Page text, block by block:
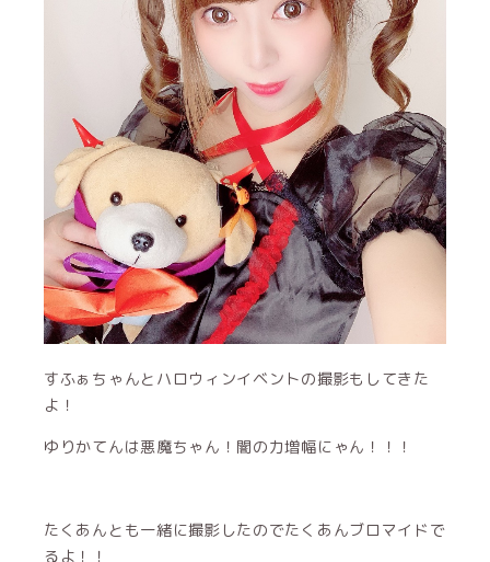
すふぁちゃんとハロウィンイベントの撮影もしてきた
よ！
ゆりかてんは悪魔ちゃん！闇の力増幅にゃん！！！
たくあんとも一緒に撮影したのでたくあんブロマイドで
るよ！！